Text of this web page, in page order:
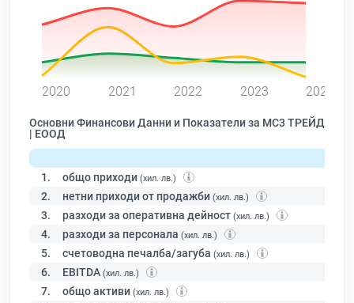
2020 2021 2022 2023 2024
Основни Финансови Данни и Показатели за МС3 ТРЕЙД
| ЕООД
1. общо приходи (хил. лв.)
2. нетни приходи от продажби (хил. лв.)
3. разходи за оперативна дейност (хил. лв.)
4. разходи за персонала (хил. лв.)
5. счетоводна печалба/загуба (хил. лв.)
6. EBITDA (хил. лв.)
7. общо активи (хил. лв.)